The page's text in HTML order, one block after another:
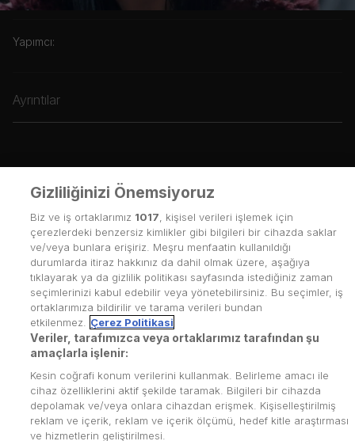
Yapımcı:
Ayrıntılar
Kullanım Koşulları
Gizliliğinizi Önemsiyoruz
Biz ve iş ortaklarımız 1017 , kişisel verileri işlemek için
çerezlerdeki benzersiz kimlikler gibi bilgileri bir cihazda saklar
ve/veya bunlara erişiriz. Meşru menfaatin kullanıldığı
durumlarda itiraz hakkınız da dahil olmak üzere, aşağıya
tıklayarak ya da gizlilik politikası sayfasında istediğiniz zaman
seçimlerinizi kabul edebilir veya yönetebilirsiniz. Bu seçimler, iş
ortaklarımıza bildirilir ve tarama verileri bundan
etkilenmez.
Çerez Politikasi
Veriler, tarafımızca veya ortaklarımız tarafından şu
amaçlarla işlenir:
Kesin coğrafi konum verilerini kullanmak. Belirleme amacı ile
cihaz özelliklerini aktif şekilde taramak. Bilgileri bir cihazda
depolamak ve/veya onlara cihazdan erişmek. Kişiselleştirilmiş
reklam ve içerik, reklam ve içerik ölçümü, hedef kitle araştırması
ve hizmetlerin geliştirilmesi.